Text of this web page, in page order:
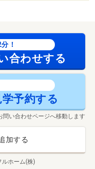
！
合わせする
予約する
問い合わせページへ移動します
加する
ルホーム(株)